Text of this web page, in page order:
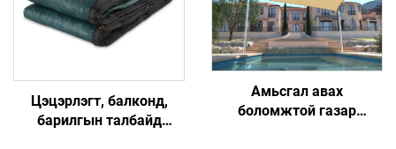
Цэцэрлэгт, балконд,
барилгын талбайд
Амьсгал авах
боломжтой газар